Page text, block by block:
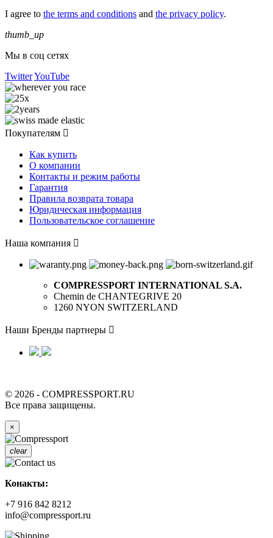
I agree to the terms and conditions and the privacy policy.
thumb_up
Мы в соц сетях
TwitterYouTube
Покупателям 
Как купить
О компании
Контакты и режим работы
Гарантия
Правила возврата товара
Юридическая информация
Пользовательское соглашение
Наша компания 
COMPRESSPORT INTERNATIONAL S.A.
Chemin de CHANTEGRIVE 20
1260 NYON SWITZERLAND
Наши Бренды партнеры 
© 2026 - COMPRESSPORT.RU
Все права защищены.
×
clear
Конакты:
+7 916 842 8212
info@compressport.ru